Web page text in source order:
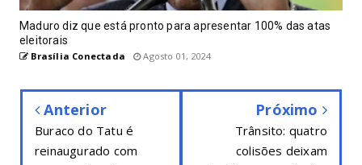
Maduro diz que está pronto para apresentar 100% das atas
eleitorais
Brasília Conectada Agosto 01, 2024
Anterior
Buraco do Tatu é
reinaugurado com
Próximo
Trânsito: quatro
colisões deixam